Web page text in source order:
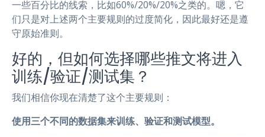
一些百分比的线索，比如60%/20%/20%之类的。嗯，它
们只是对上述两个主要规则的过度简化，因此最好还是遵
守原始准则。
好的，但如何选择哪些推文将进入
训练/验证/测试集？
我们相信你现在清楚了这个主要规则：
使用三个不同的数据集来训练、验证和测试模型。